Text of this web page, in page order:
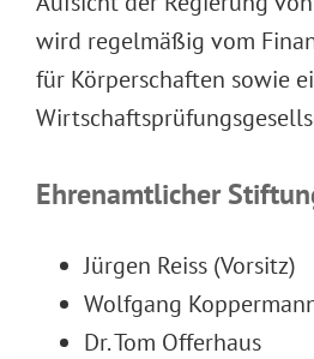
wird regelmäßig vom
für Körperschaften sowie
Ehrenamtlicher
Jürgen Reiss (Vorsitz)
Wolfgang
Dr. Tom Offerhaus